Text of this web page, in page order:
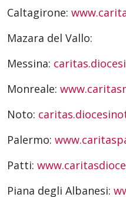
Caltagirone:
Mazara del Vallo:
Messina:
Monreale:
Noto:
Palermo:
Patti:
Piana degli Albanesi: